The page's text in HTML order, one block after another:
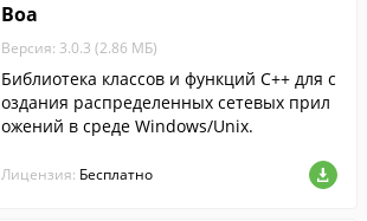
Boa
Версия: 3.0.3 (2.86 МБ)
Библиотека классов и функций C++ для с
оздания распределенных сетевых прил
ожений в среде Windows/Unix.
Лицензия: Бесплатно